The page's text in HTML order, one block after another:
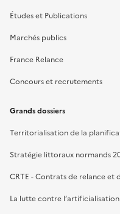
Études et Publications
Marchés publics
France Relance
Concours et recrutements
Grands dossiers
Territorialisation de la
Stratégie littoraux normands
CRTE - Contrats de relance
La lutte contre l’artificialisation